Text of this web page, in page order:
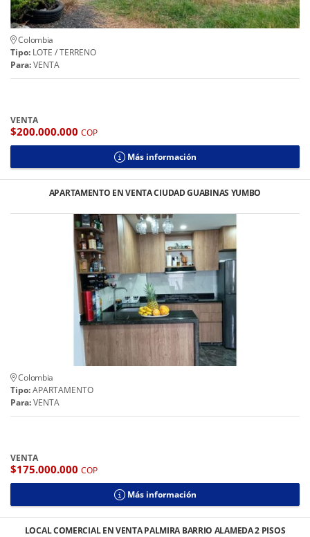
Colombia
Tipo: LOTE / TERRENO
Para:VENTA
VENTA
$200.000.000 COP
Más información
APARTAMENTO EN VENTA CIUDAD GUABINAS YUMBO
Colombia
Tipo:APARTAMENTO
Para:VENTA
VENTA
$175.000.000 COP
Más información
LOCAL COMERCIAL EN VENTA PALMIRA BARRIO ALAMEDA 2 PISOS